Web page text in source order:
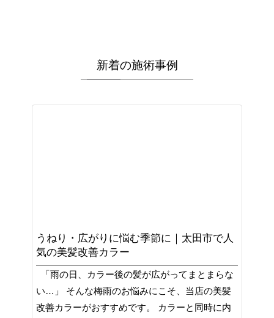
新着の施術事例
うねり・広がりに悩む季節に｜太田市で人
気の美髪改善カラー
「雨の日、カラー後の髪が広がってまとまらな
い…」 そんな梅雨のお悩みにこそ、当店の美髪
改善カラーがおすすめです。 カラーと同時に内